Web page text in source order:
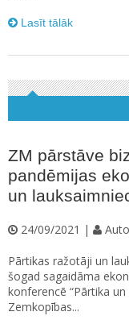
Lasīt tālāk
ZM pārstāve
pandēmijas
un
24/09/2021 |
Pārtikas ražotāji un
šogad sagaidāma
konferencē “Pārtika
Zemkopības...